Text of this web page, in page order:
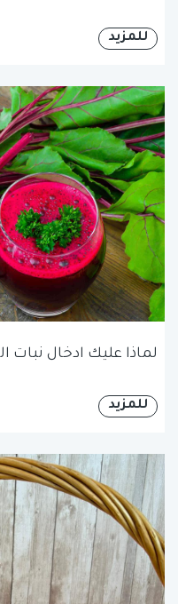
للمزيد
لماذا عليك ادخال نبات
للمزيد